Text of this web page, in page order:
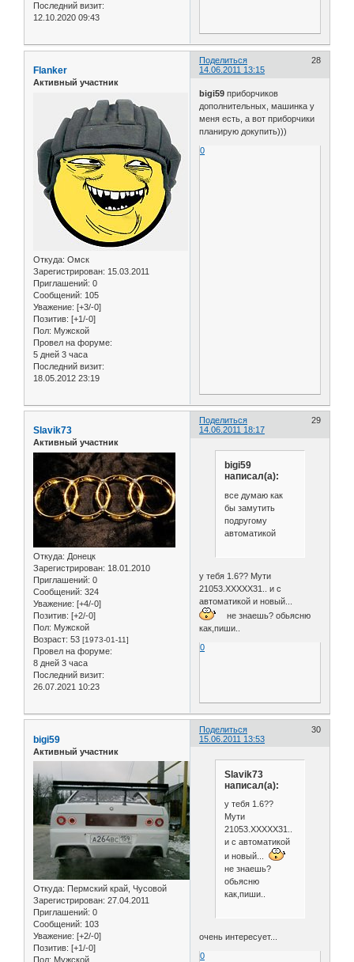
Последний визит:
12.10.2020 09:43
Поделиться
28
14.06.2011 13:15
Flanker
Активный участник
Откуда: Омск
Зарегистрирован: 15.03.2011
Приглашений: 0
Сообщений: 105
Уважение: [+3/-0]
Позитив: [+1/-0]
Пол: Мужской
Провел на форуме:
5 дней 3 часа
Последний визит:
18.05.2012 23:19
bigi59 приборчиков
дополнительных, машинка у
меня есть, а вот приборчики
планирую докупить)))
0
Поделиться
29
14.06.2011 18:17
Slavik73
Активный участник
Откуда: Донeцк
Зарегистрирован: 18.01.2010
Приглашений: 0
Сообщений: 324
Уважение: [+4/-0]
Позитив: [+2/-0]
Пол: Мужской
Возраст: 53 [1973-01-11]
Провел на форуме:
8 дней 3 часа
Последний визит:
26.07.2021 10:23
bigi59
написал(а):
все думаю как
бы замутить
подругому
автоматикой
у тебя 1.6?? Мути
21053.ХХХХХ31.. и с
автоматикой и новый...
не знаешь? обьясню
как,пиши..
0
Поделиться
30
15.06.2011 13:53
bigi59
Активный участник
Откуда: Пермский край, Чусовой
Зарегистрирован: 27.04.2011
Приглашений: 0
Сообщений: 103
Уважение: [+2/-0]
Позитив: [+1/-0]
Пол: Мужской
Slavik73
написал(а):
у тебя 1.6??
Мути
21053.ХХХХХ31..
и с автоматикой
и новый...
не знаешь?
обьясню
как,пиши..
очень интересует...
0